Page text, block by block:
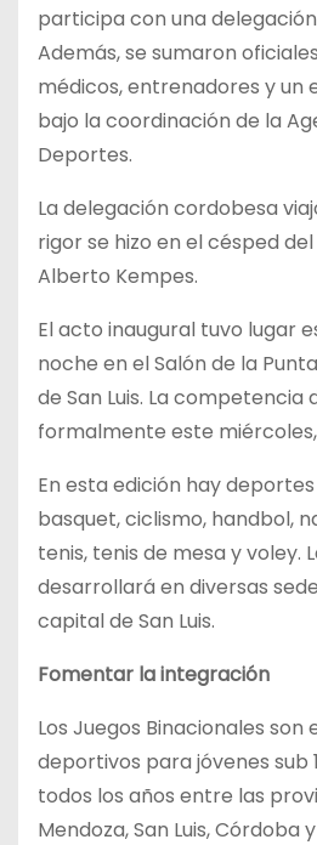
participa con una
Además, se sumaron
médicos, entrenadores y un
bajo la coordinación de la
Deportes.
La delegación cordobesa
rigor se hizo en el césped
Alberto Kempes.
El acto inaugural tuvo lugar
noche en el Salón de la
de San Luis. La
formalmente este miércoles,
En esta edición hay
basquet, ciclismo, handbol,
tenis, tenis de mesa y voley.
desarrollará en diversas
capital de San Luis.
Fomentar la integración
Los Juegos Binacionales son
deportivos para jóvenes sub
todos los años entre las
Mendoza, San Luis, Córdoba